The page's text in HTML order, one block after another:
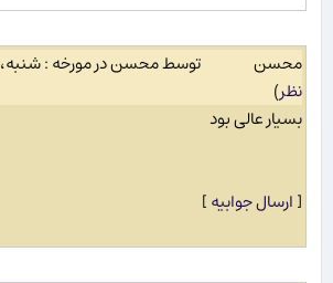
محسن توسط محسن در مورخه : شنبه، 23 آذر، 1398
نظر)
بسیار عالی بود
[ارسال جوابیه]